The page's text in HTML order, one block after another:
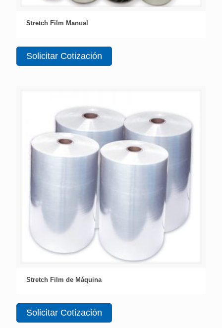
Stretch Film Manual
Solicitar Cotización
Stretch Film de Máquina
Solicitar Cotización